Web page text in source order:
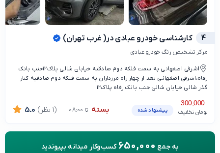
4 کارشناسی خودرو عبادی در( غرب تهران)
مرکز تشخیص رنگ خودرو عبادی
اشرفی اصفهانی به سمت فلکه دوم صادقیه خیابان شالی پلاک۱۲جنب بانک
رفاه،اشرفی اصفهانی بعد از چهار راه مرزداران به سمت فلکه دوم صادقیه کنار
گذر شالی خیایان شالی جنب بانک رفاه پلاک۱۲
300,000
تومان تخفیف پیشنهاد شده بسته تا 08:00 5.0 (1 نظر)
به جمع 650,000 کسب‌وکار میدانه بپیوندید